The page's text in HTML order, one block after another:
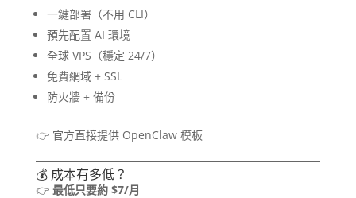
一鍵部署（不用 CLI）
預先配置 AI 環境
全球 VPS（穩定 24/7）
免費網域 + SSL
防火牆 + 備份
👉 官方直接提供 OpenClaw 模板
💰 成本有多低？
👉 最低只要約 $7/月